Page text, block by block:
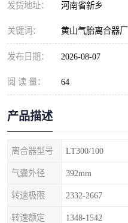
发货地址： 河南省新乡
关键词： 黄山气胎离合器厂
发布日期： 2026-08-07
阅 读 量： 64
产品描述
离合器型号 LT300/100
气囊外径 392mm
转速极限 2332-2667
转速额定 1348-1542